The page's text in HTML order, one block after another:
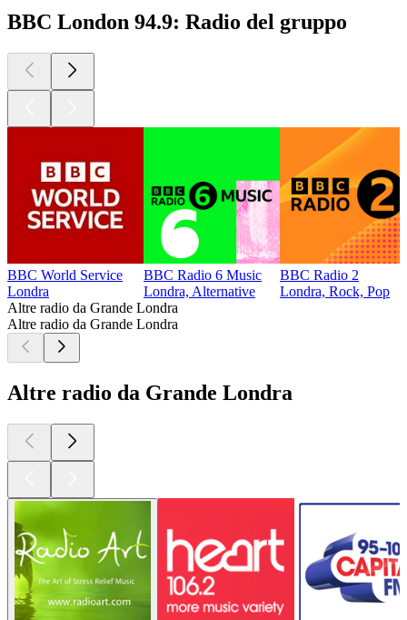
BBC London 94.9: Radio del gruppo
BBC World Service
Londra
BBC Radio 6 Music
Londra, Alternative
BBC Radio 2
Londra, Rock, Pop
Altre radio da Grande Londra
Altre radio da Grande Londra
Altre radio da Grande Londra